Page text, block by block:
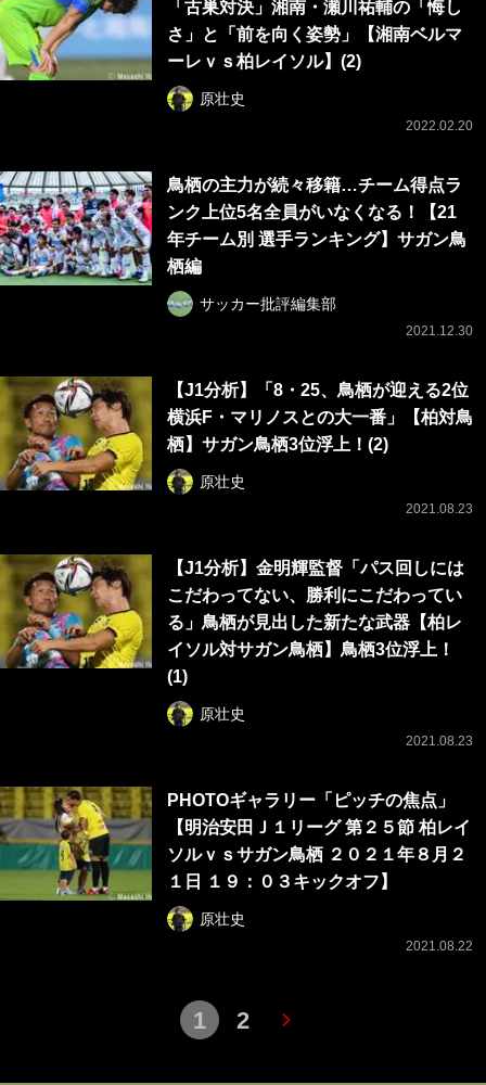
「古巣対決」湘南・瀬川祐輔の「悔し
さ」と「前を向く姿勢」【湘南ベルマ
ーレｖｓ柏レイソル】(2)
原壮史
2022.02.20
鳥栖の主力が続々移籍…チーム得点ラ
ンク上位5名全員がいなくなる！【21
年チーム別 選手ランキング】サガン鳥
栖編
サッカー批評編集部
2021.12.30
【J1分析】「8・25、鳥栖が迎える2位
横浜F・マリノスとの大一番」【柏対鳥
栖】サガン鳥栖3位浮上！(2)
原壮史
2021.08.23
【J1分析】金明輝監督「パス回しには
こだわってない、勝利にこだわってい
る」鳥栖が見出した新たな武器【柏レ
イソル対サガン鳥栖】鳥栖3位浮上！
(1)
原壮史
2021.08.23
PHOTOギャラリー「ピッチの焦点」
【明治安田Ｊ１リーグ 第２５節 柏レイ
ソルｖｓサガン鳥栖 ２０２１年８月２
１日 １９：０３キックオフ】
原壮史
2021.08.22
1 2